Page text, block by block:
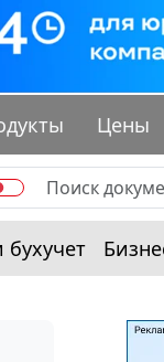
Цены
бухучет